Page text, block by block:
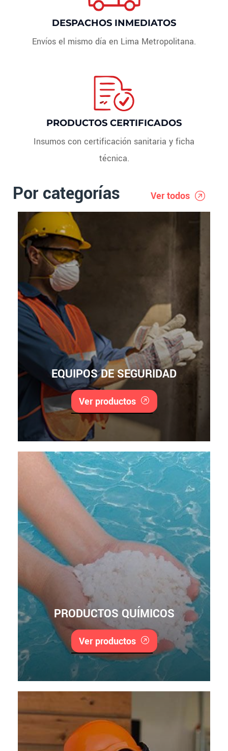
DESPACHOS INMEDIATOS
Envíos el mismo día en Lima Metropolitana.
PRODUCTOS CERTIFICADOS
Insumos con certificación sanitaria y ficha
técnica.
Por categorías Ver todos
EQUIPOS DE SEGURIDAD
Ver productos
PRODUCTOS QUÍMICOS
Ver productos